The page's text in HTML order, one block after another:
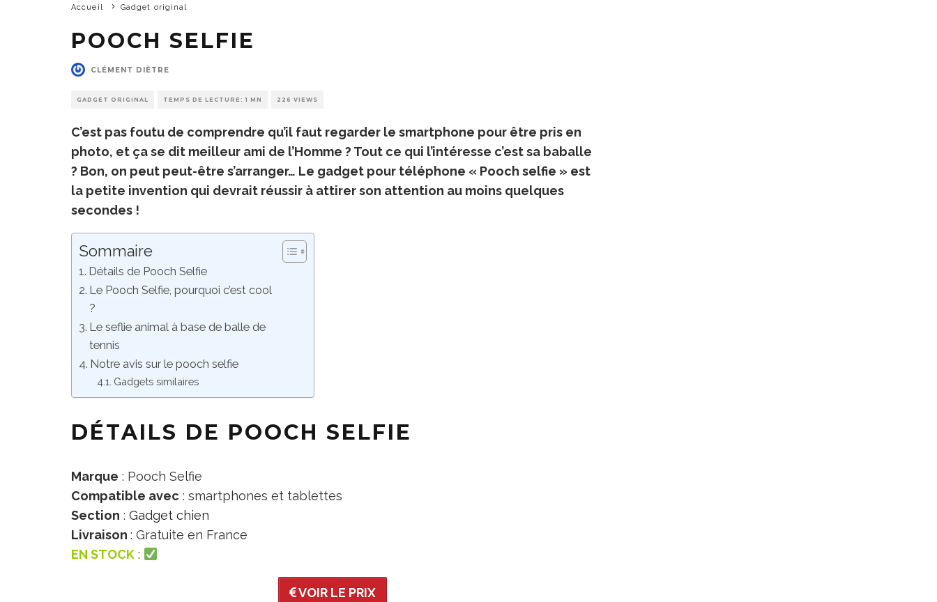
Accueil Gadget original
POOCH SELFIE
CLÉMENT DIÈTRE
GADGET ORIGINAL TEMPS DE LECTURE: 1 MN 226 VIEWS
C’est pas foutu de comprendre qu’il faut regarder le smartphone pour être pris en
photo, et ça se dit meilleur ami de l’Homme ? Tout ce qui l’intéresse c’est sa baballe
? Bon, on peut peut-être s’arranger… Le gadget pour téléphone « Pooch selfie » est
la petite invention qui devrait réussir à attirer son attention au moins quelques
secondes !
Sommaire
Détails de Pooch Selfie
Le Pooch Selfie, pourquoi c’est cool
?
Le seflie animal à base de balle de
tennis
Notre avis sur le pooch selfie
Gadgets similaires
DÉTAILS DE POOCH SELFIE
Marque : Pooch Selfie
Compatible avec : smartphones et tablettes
Section : Gadget chien
Livraison : Gratuite en France
EN STOCK :
VOIR LE PRIX